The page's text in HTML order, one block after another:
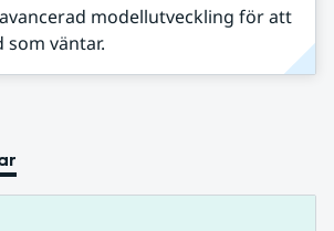
modellutveckling för att
som väntar.